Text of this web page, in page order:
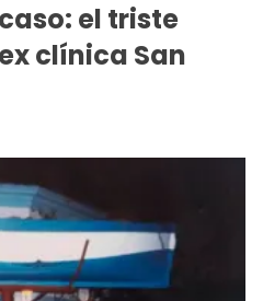
el triste
clínica San